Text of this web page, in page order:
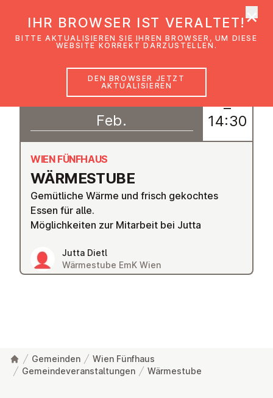
WÄR­ME­STU­BE
WIEN FÜNFHAUS
Gemütliche Wärme und frisch gekochtes
Essen für alle.
Möglichkeiten zur Mitarbeit bei Jutta
Jutta Dietl
Wärmestube EmK Wien
17
Feb.
–
14:30
Gemeinden
Wien Fünfhaus
Gemeindeveranstaltungen
Wärmestube
IHR BROWSER IST VERALTET!
BITTE AKTUALISIEREN SIE IHREN BROWSER, UM DIESE
WEBSITE KORREKT DARZUSTELLEN.
DEN BROWSER JETZT
AKTUALISIEREN
×